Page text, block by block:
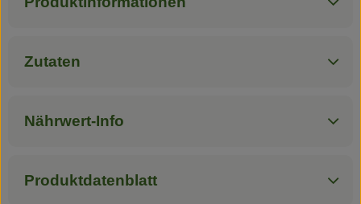
Über Grünland
Zutaten
Nährwert-Info
Produktdatenblatt